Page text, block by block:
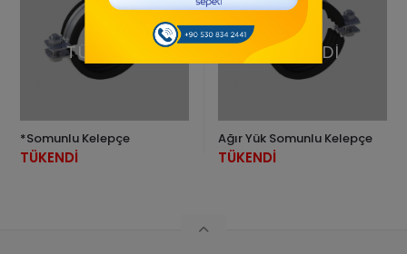
TÜKENDİ
*Somunlu Kelepçe
TÜKENDİ
TÜKENDİ
Ağır Yük Somunlu Kelepçe
TÜKENDİ